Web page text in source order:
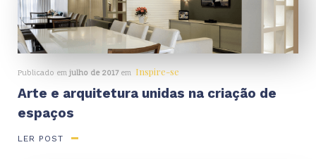
Publicado em julho de 2017em Inspire-se
Arte e arquitetura unidas na criação de
espaços
LER POST